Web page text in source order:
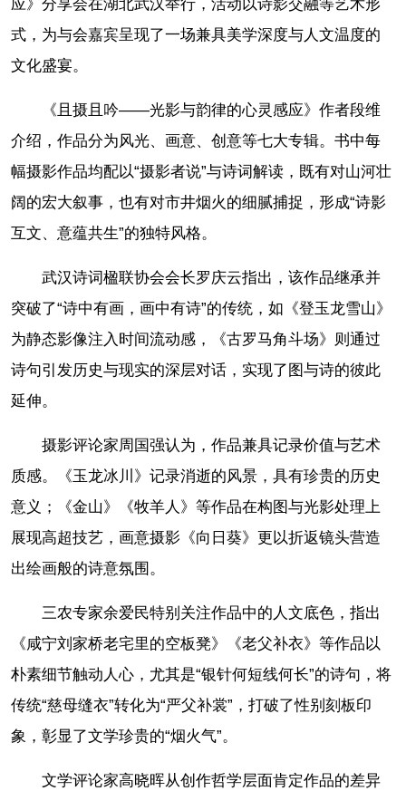
应》分享会在湖北武汉举行，活动以诗影交融等艺术形
式，为与会嘉宾呈现了一场兼具美学深度与人文温度的
文化盛宴。
《且摄且吟——光影与韵律的心灵感应》作者段维
介绍，作品分为风光、画意、创意等七大专辑。书中每
幅摄影作品均配以“摄影者说”与诗词解读，既有对山河壮
阔的宏大叙事，也有对市井烟火的细腻捕捉，形成“诗影
互文、意蕴共生”的独特风格。
武汉诗词楹联协会会长罗庆云指出，该作品继承并
突破了“诗中有画，画中有诗”的传统，如《登玉龙雪山》
为静态影像注入时间流动感，《古罗马角斗场》则通过
诗句引发历史与现实的深层对话，实现了图与诗的彼此
延伸。
摄影评论家周国强认为，作品兼具记录价值与艺术
质感。《玉龙冰川》记录消逝的风景，具有珍贵的历史
意义；《金山》《牧羊人》等作品在构图与光影处理上
展现高超技艺，画意摄影《向日葵》更以折返镜头营造
出绘画般的诗意氛围。
三农专家余爱民特别关注作品中的人文底色，指出
《咸宁刘家桥老宅里的空板凳》《老父补衣》等作品以
朴素细节触动人心，尤其是“银针何短线何长”的诗句，将
传统“慈母缝衣”转化为“严父补裳”，打破了性别刻板印
象，彰显了文学珍贵的“烟火气”。
文学评论家高晓晖从创作哲学层面肯定作品的差异